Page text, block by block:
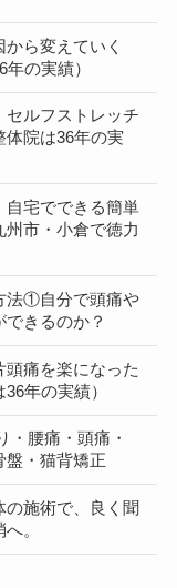
から変えていく
の実績）
セルフストレッチ
体院は36年の実
自宅でできる簡単
市・小倉で徳力
法①自分で頭痛や
きるのか？
頭痛を楽になった
年の実績）
・腰痛・頭痛・
盤・猫背矯正
の施術で、良く聞
。